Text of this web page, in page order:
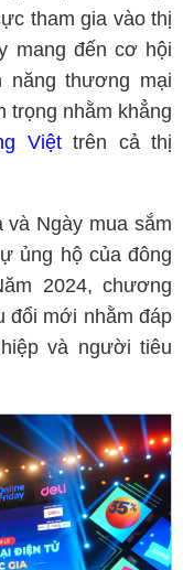
tham gia vào thị
mang đến cơ hội
năng thương mại
trọng nhằm khẳng
Việttrên cả thị
Ngày mua sắm
ủng hộ của đông
2024, chương
đổi mới nhằm đáp
và người tiêu